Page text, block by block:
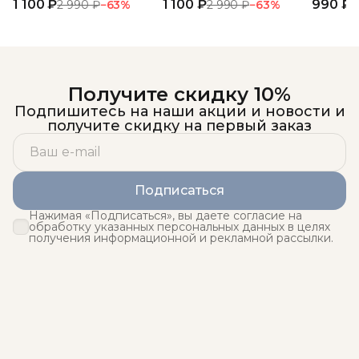
1 100 ₽2 990 ₽−63%
высокой посадкой 3 шт. 1 100 ₽2 990 ₽−63% 990 ₽
Получите скидку 10%
Подпишитесь на наши акции и новости и
получите скидку на первый заказ
Подписаться
Нажимая «Подписаться», вы даете согласие на
обработку указанных персональных данных в целях
получения информационной и рекламной рассылки.